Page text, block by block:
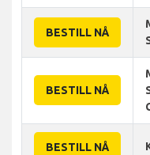
BESTILL NÅ
BESTILL NÅ
BESTILL NÅ